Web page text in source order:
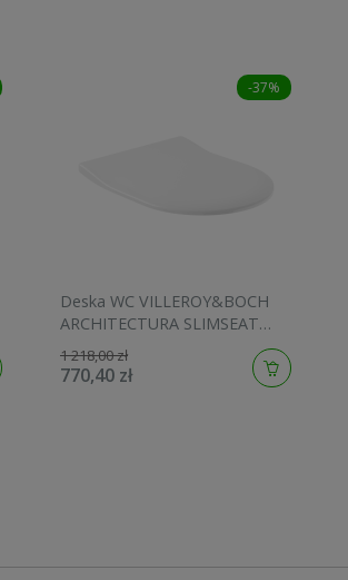
-37%
Deska WC VILLEROY&BOCH
ARCHITECTURA SLIMSEAT
wolnoopadająca,
QuickRelease, biała 9M70S101
1 218,00 zł
770,40 zł